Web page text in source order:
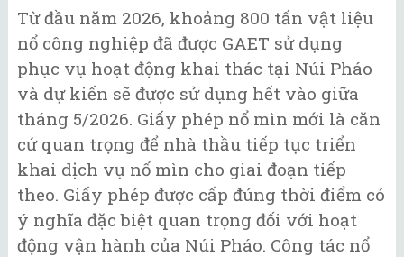
Từ đầu năm 2026, khoảng 800 tấn vật liệu
nổ công nghiệp đã được GAET sử dụng
phục vụ hoạt động khai thác tại Núi Pháo
và dự kiến sẽ được sử dụng hết vào giữa
tháng 5/2026. Giấy phép nổ mìn mới là căn
cứ quan trọng để nhà thầu tiếp tục triển
khai dịch vụ nổ mìn cho giai đoạn tiếp
theo. Giấy phép được cấp đúng thời điểm có
ý nghĩa đặc biệt quan trọng đối với hoạt
động vận hành của Núi Pháo. Công tác nổ